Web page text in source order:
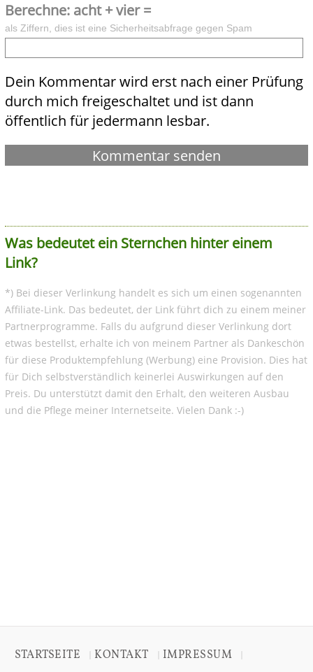
Berechne: acht + vier =
als Ziffern, dies ist eine Sicherheitsabfrage gegen Spam
Dein Kommentar wird erst nach einer Prüfung
durch mich freigeschaltet und ist dann
öffentlich für jedermann lesbar.
Was bedeutet ein Sternchen hinter einem
Link?
*) Bei dieser Verlinkung handelt es sich um einen sogenannten
Affiliate-Link. Das bedeutet, der Link führt dich zu einem meiner
Partnerprogramme. Falls du aufgrund dieser Verlinkung dort
etwas bestellst, erhalte ich von meinem Partner als Dankeschön
für diese Produktempfehlung (Werbung) eine Provision. Dies hat
für Dich selbstverständlich keinerlei Auswirkungen auf den
Preis. Du unterstützt damit den Erhalt, den weiteren Ausbau
und die Pflege meiner Internetseite. Vielen Dank :-)
STARTSEITE KONTAKT IMPRESSUM